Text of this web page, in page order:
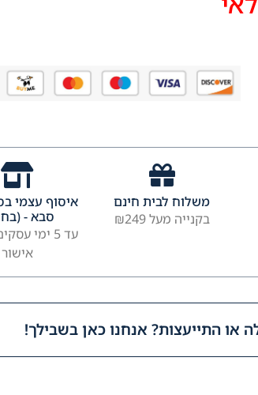
משלוח לבית חינם
בקנייה מעל ₪249
איסוף עצמי
סבא -
עד 5 ימי
אישור
או התייעצות? אנחנו כאן בשבילך!​